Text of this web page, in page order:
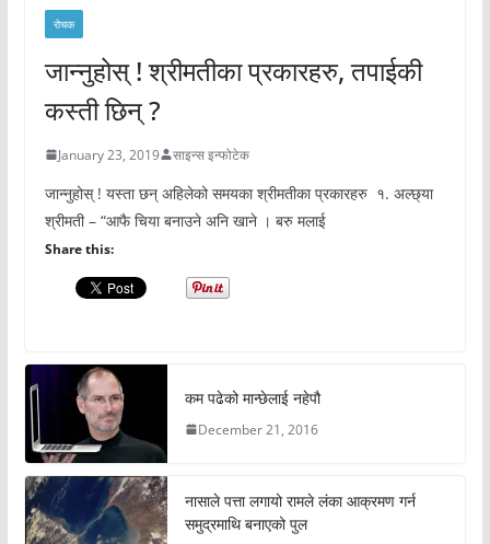
रोचक
जान्नुहोस् ! श्रीमतीका प्रकारहरु, तपाईकी
कस्ती छिन् ?
January 23, 2019 साइन्स इन्फोटेक
जान्नुहोस् ! यस्ता छन् अहिलेको समयका श्रीमतीका प्रकारहरु १. अल्छ्या
श्रीमती – “आफै चिया बनाउने अनि खाने । बरु मलाई
Share this:
कम पढेको मान्छेलाई नहेपौ
December 21, 2016
नासाले पत्ता लगायो रामले लंका आक्रमण गर्न
समुद्रमाथि बनाएको पुल